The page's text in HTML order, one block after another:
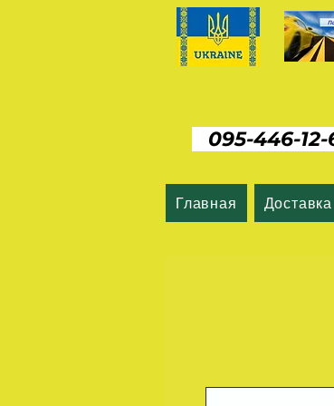
095-446-
Главная Доставка